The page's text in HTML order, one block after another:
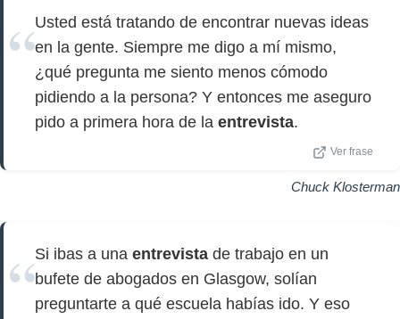
Usted está tratando de encontrar nuevas ideas
en la gente. Siempre me digo a mí mismo,
¿qué pregunta me siento menos cómodo
pidiendo a la persona? Y entonces me aseguro
pido a primera hora de la entrevista.
Ver frase
Chuck Klosterman
Si ibas a una entrevista de trabajo en un
bufete de abogados en Glasgow, solían
preguntarte a qué escuela habías ido. Y eso